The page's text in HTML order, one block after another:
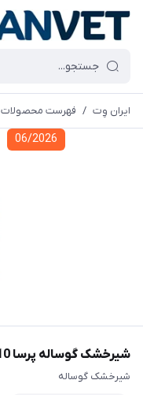
ایران وِت / فهرست محصولات
06/2026
شیرخشک گوساله پرسا 10کیلوگرمی
شیرخشک گوساله